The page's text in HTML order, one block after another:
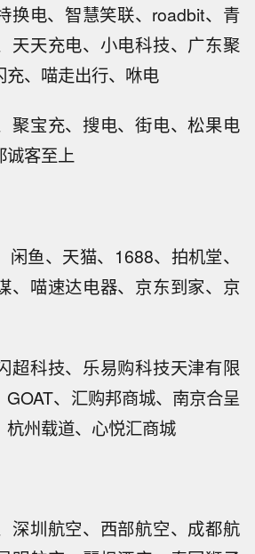
换电、智慧笑联、roadbit、青
天天充电、小电科技、广东聚
充、喵走出行、咻电
聚宝充、搜电、街电、松果电
诚客至上
鱼、天猫、1688、拍机堂、
、喵速达电器、京东到家、京
超科技、乐易购科技天津有限
、汇购邦商城、南京合呈
杭州载道、心悦汇商城
深圳航空、西部航空、成都航